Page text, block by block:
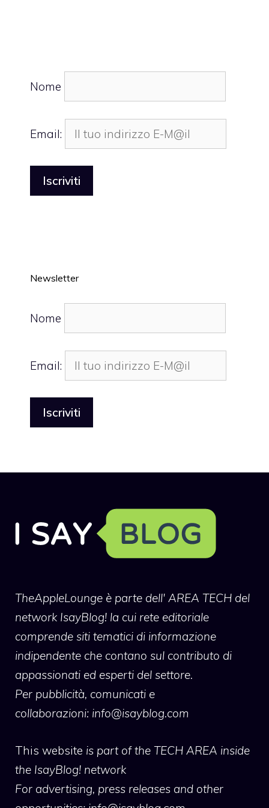
Nome
Email:
Newsletter
Nome
Email:
TheAppleLounge è parte dell' AREA TECH del
network IsayBlog! la cui rete editoriale
comprende siti tematici di informazione
indipendente che contano sul contributo di
appassionati ed esperti del settore.
Per pubblicità, comunicati e
collaborazioni: info@isayblog.com
This website is part of the TECH AREA inside
the IsayBlog! network
For advertising, press releases and other